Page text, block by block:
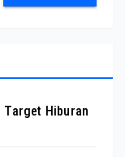
Target Hiburan